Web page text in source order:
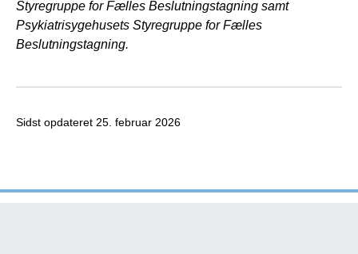
Styregruppe for Fælles Beslutningstagning samt
Psykiatrisygehusets Styregruppe for Fælles
Beslutningstagning.
Sidst opdateret 25. februar 2026